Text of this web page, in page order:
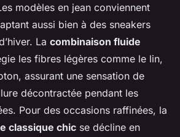
modèles en jean conviennent
aussi bien à des sneakers
La combinaison fluide
les fibres légères comme le lin,
assurant une sensation de
décontractée pendant les
Pour des occasions raffinées, la
classique chic se décline en